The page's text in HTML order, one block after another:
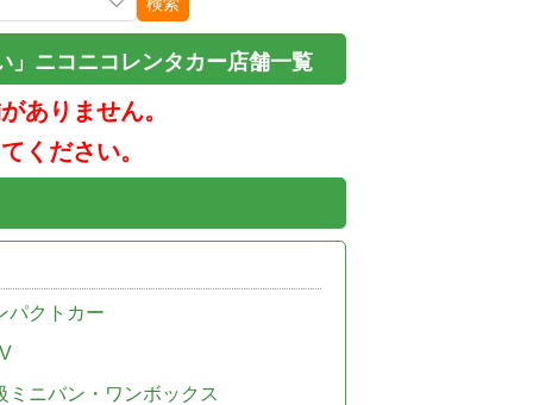
」ニコニコレンタカー店舗一覧
ありません。
ください。
パクトカー
ミニバン・ワンボックス